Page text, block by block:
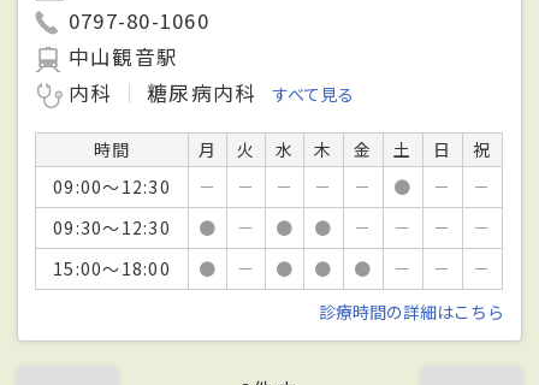
0797-80-1060
中山観音駅
内科
糖尿病内科 すべて見る
時間 月 火 水 木 金 土 日
祝
09:00～12:30
－ － － － － ● －
－
09:30～12:30
● － ● ● － － －
－
15:00～18:00
● － ● ● ● － －
－
診療時間の詳細はこちら